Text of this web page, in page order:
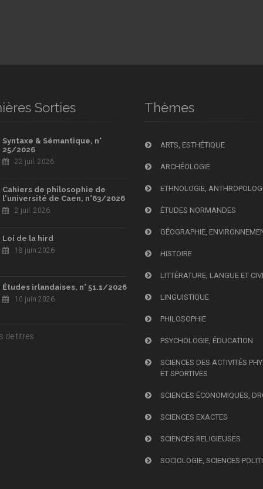
Sorties
Syntaxe & Sémantique, n°
25/2026
22 juil. 2026
Cahiers de philosophie de
l'université de Caen, n°63/2026
2 juil. 2026
Loi de la hird
18 juin 2026
Études irlandaises, n° 51.1/2026
10 juin 2026
de titres
Thèmes
ARTS, ESTHÉTIQUE
ARCHÉOLOGIE
ETHNOLOGIE,
ÉTUDES NORMANDES
GÉOGRAPHIE,
HISTOIRE
LITTÉRATURE, LANGUE ET
LINGUISTIQUE
PHILOSOPHIE
PSYCHOLOGIE, ÉDUCATION
SCIENCES DES ACTIVITÉS
ET SPORTIVES
SCIENCES ÉCONOMIQUES,
SCIENCES EXACTES
SCIENCES RELIGIEUSES
SOCIOLOGIE, SCIENCES